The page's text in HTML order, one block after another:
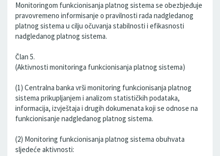
Monitoringom funkcionisanja platnog sistema se obezbjeđuje
pravovremeno informisanje o pravilnosti rada nadgledanog
platnog sistema u cilju očuvanja stabilnosti i efikasnosti
nadgledanog platnog sistema.
Član 5.
(Aktivnosti monitoringa funkcionisanja platnog sistema)
(1) Centralna banka vrši monitoring funkcionisanja platnog
sistema prikupljanjem i analizom statističkih podataka,
informacija, izvještaja i drugih dokumenata koji se odnose na
funkcionisanje nadgledanog platnog sistema.
(2) Monitoring funkcionisanja platnog sistema obuhvata
sljedeće aktivnosti: